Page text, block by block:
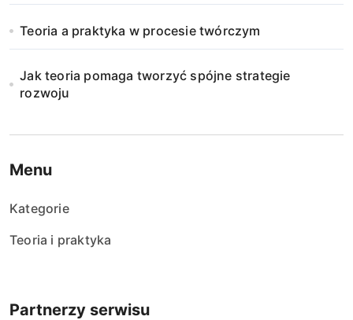
Teoria a praktyka w procesie twórczym
Jak teoria pomaga tworzyć spójne strategie
rozwoju
Menu
Kategorie
Teoria i praktyka
Partnerzy serwisu